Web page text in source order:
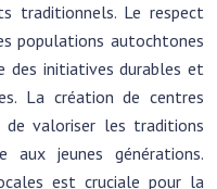
traditionnels. Le respect
populations autochtones
des initiatives durables et
La création de centres
de valoriser les traditions
jeunes générations.
est cruciale pour la